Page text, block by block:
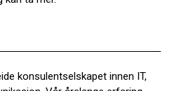
konsulentselskapet innen IT,